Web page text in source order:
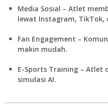
Media Sosial – Atlet
lewat Instagram, TikTok,
Fan Engagement –
makin mudah.
E-Sports Training– Atlet
simulasi AI.